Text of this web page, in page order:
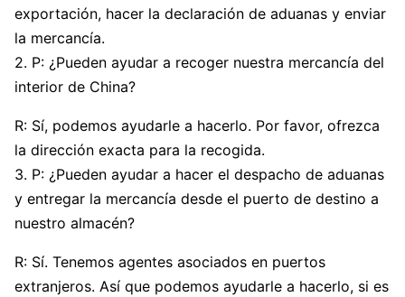
exportación, hacer la declaración de aduanas y enviar
la mercancía.
2. P: ¿Pueden ayudar a recoger nuestra mercancía del
interior de China?
R: Sí, podemos ayudarle a hacerlo. Por favor, ofrezca
la dirección exacta para la recogida.
3. P: ¿Pueden ayudar a hacer el despacho de aduanas
y entregar la mercancía desde el puerto de destino a
nuestro almacén?
R: Sí. Tenemos agentes asociados en puertos
extranjeros. Así que podemos ayudarle a hacerlo, si es